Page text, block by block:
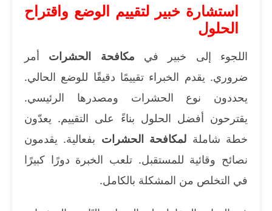
استشارة خبير لتقييم الوضع واقتراح
الحلول
اللجوء إلى خبير في مكافحة الحشرات أمر
ضروري. يقدم الخبراء تقييمًا دقيقًا للوضع الحالي.
يحددون نوع الحشرات ومصدرها الرئيسي.
يقترحون أفضل الحلول بناءً على التقييم. يعدّون
خطة شاملة لمكافحة الحشرات بفعالية. يقدمون
نصائح وقائية للمستقبل. تلعب الخبرة دورًا كبيرًا
في التخلص من المشكلة بالكامل.